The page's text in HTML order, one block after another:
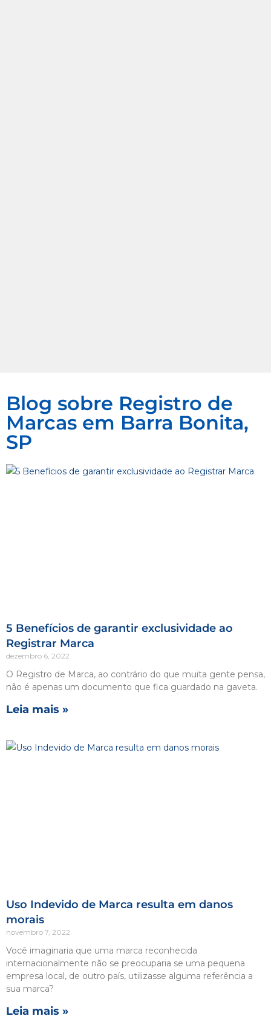
Blog sobre Registro de
Marcas em Barra Bonita,
SP
5 Benefícios de garantir exclusividade ao
Registrar Marca
dezembro 6, 2022
O Registro de Marca, ao contrário do que muita gente pensa,
não é apenas um documento que fica guardado na gaveta.
Leia mais »
Uso Indevido de Marca resulta em danos
morais
novembro 7, 2022
Você imaginaria que uma marca reconhecida
internacionalmente não se preocuparia se uma pequena
empresa local, de outro país, utilizasse alguma referência a
sua marca?
Leia mais »